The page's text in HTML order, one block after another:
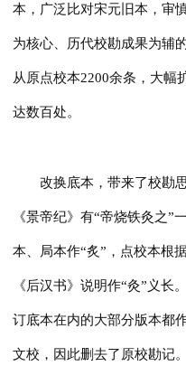
本，广泛比对宋元旧本，审
为核心、历代校勘成果为辅
从原点校本2200余条，大幅
达数百处。
改换底本，带来了校勘
《景帝纪》有“帝烧铁灸之”
本、局本作“炙”，点校本根
《后汉书》说明作“灸”义长
订底本在内的大部分版本都
文校，因此删去了原校勘记